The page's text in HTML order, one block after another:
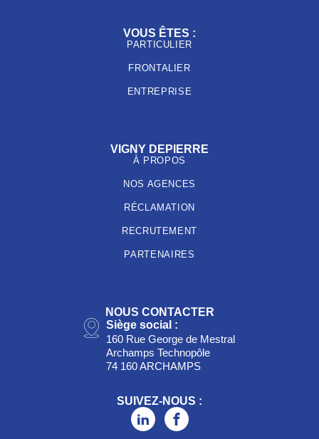
VOUS ÊTES :
PARTICULIER
FRONTALIER
ENTREPRISE
VIGNY DEPIERRE
À PROPOS
NOS AGENCES
RÉCLAMATION
RECRUTEMENT
PARTENAIRES
NOUS CONTACTER
Siège social :
160 Rue George de Mestral
Archamps Technopôle
74 160 ARCHAMPS
SUIVEZ-NOUS :